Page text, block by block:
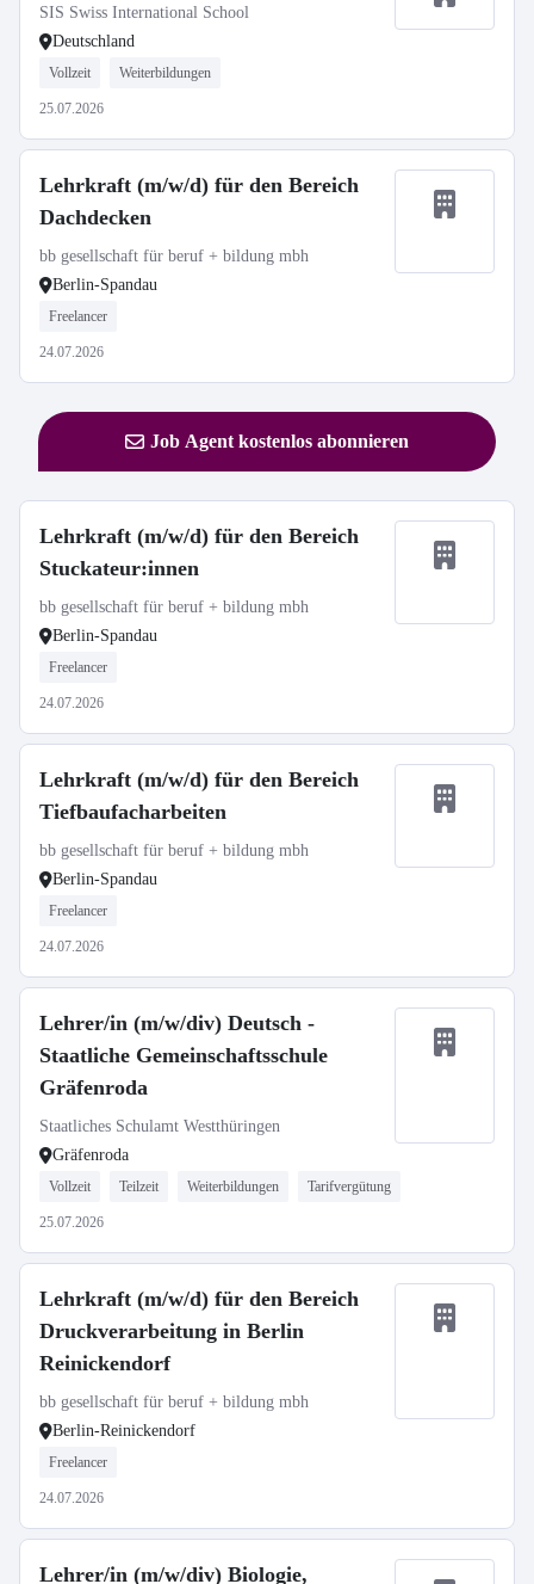
SIS Swiss International School
Deutschland
Vollzeit Weiterbildungen
25.07.2026
Lehrkraft (m/w/d) für den Bereich
Dachdecken
bb gesellschaft für beruf + bildung mbh
Berlin-Spandau
Freelancer
24.07.2026
Job Agent kostenlos abonnieren
Lehrkraft (m/w/d) für den Bereich
Stuckateur:innen
bb gesellschaft für beruf + bildung mbh
Berlin-Spandau
Freelancer
24.07.2026
Lehrkraft (m/w/d) für den Bereich
Tiefbaufacharbeiten
bb gesellschaft für beruf + bildung mbh
Berlin-Spandau
Freelancer
24.07.2026
Lehrer/in (m/w/div) Deutsch -
Staatliche Gemeinschaftsschule
Gräfenroda
Staatliches Schulamt Westthüringen
Gräfenroda
Vollzeit Teilzeit Weiterbildungen Tarifvergütung
25.07.2026
Lehrkraft (m/w/d) für den Bereich
Druckverarbeitung in Berlin
Reinickendorf
bb gesellschaft für beruf + bildung mbh
Berlin-Reinickendorf
Freelancer
24.07.2026
Lehrer/in (m/w/div) Biologie,